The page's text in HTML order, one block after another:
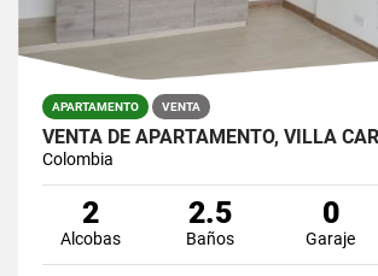
APARTAMENTO VENTA
Colombia
2
Alcobas
2.5
Baños
0
Garaje